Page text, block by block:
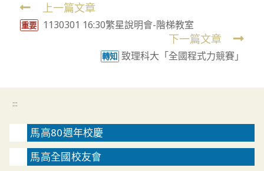
Read
more
上一篇文章
重要 1130301 16:30繁星說明會-階梯教室
下一篇文章
轉知 致理科大「全國程式力競賽」
:::
馬高80週年校慶
馬高全國校友會